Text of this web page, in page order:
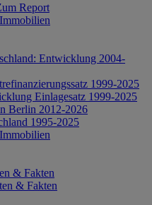
Report
Entwicklung 2004-
1999-2025
Einlagesatz 1999-2025
Berlin 2012-2026
1995-2025
& Fakten
& Fakten